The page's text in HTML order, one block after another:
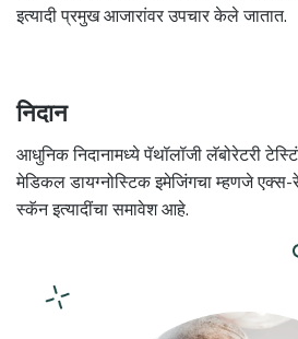
इत्यादी प्रमुख आजारांवर उपचार केले जातात.
निदान
आधुनिक निदानामध्ये पॅथॉलॉजी लॅबोरेटरी
मेडिकल डायग्नोस्टिक इमेजिंगचा म्हणजे
स्कॅन इत्यादींचा समावेश आहे.